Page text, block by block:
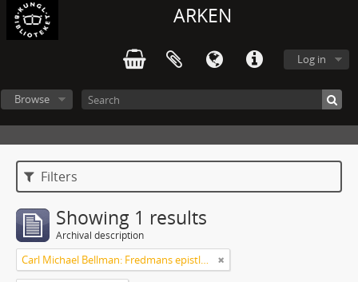
ARKEN
Log in
Browse
Filters
Showing 1 results
Archival description
Carl Michael Bellman: Fredmans epistlar och sånger m.fl. Bellman-texter